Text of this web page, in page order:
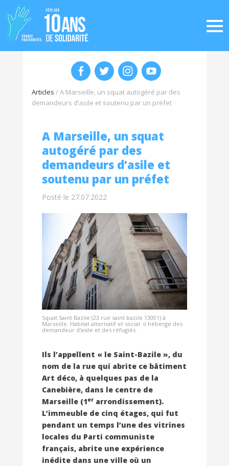
Articles /A Marseille, un squat autogéré par des
demandeurs d’asile et soutenu par un préfet
A Marseille, un squat
autogéré par des
demandeurs d’asile et
soutenu par un préfet
Posté le 27.07.2022
Squat Saint Bazile (23 rue saint bazile 13001) à
Marseille. Habitat alternatif et social. il héberge des
demandeur d'asile et des réfugiés.
Ils l’appellent « le Saint-Bazile », du
nom de la rue qui abrite ce bâtiment
Art déco, à quelques pas de la
Canebière, dans le centre de
Marseille (1er arrondissement).
L’immeuble de cinq étages, qui fut
pendant un temps l’une des vitrines
locales du Parti communiste
français, abrite une expérience
inédite dans une ville où un